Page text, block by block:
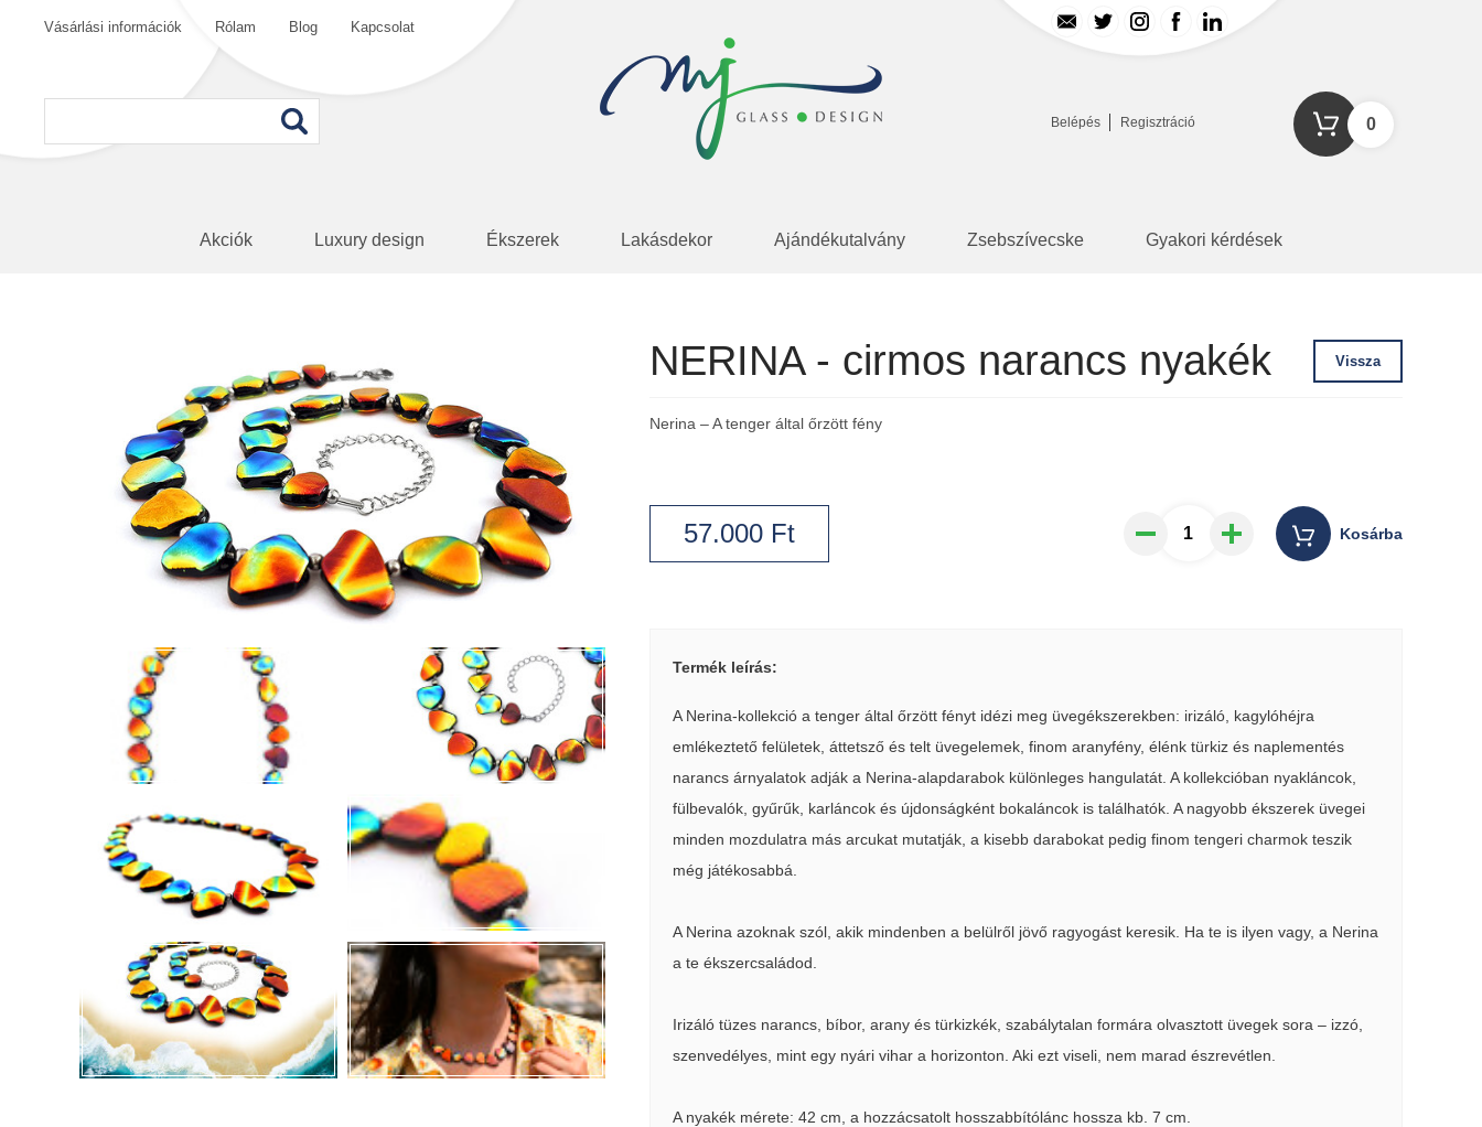
Vásárlási információk Rólam Blog Kapcsolat
Belépés Regisztráció 0
Akciók Luxury design Ékszerek Lakásdekor Ajándékutalvány Zsebszívecske Gyakori kérdések
Vissza
NERINA - cirmos narancs nyakék
Nerina – A tenger által őrzött fény
57.000Ft Kosárba
Termék leírás:
A Nerina-kollekció a tenger által őrzött fényt idézi meg üvegékszerekben: irizáló, kagylóhéjra
emlékeztető felületek, áttetsző és telt üvegelemek, finom aranyfény, élénk türkiz és naplementés
narancs árnyalatok adják a Nerina-alapdarabok különleges hangulatát. A kollekcióban nyakláncok,
fülbevalók, gyűrűk, karláncok és újdonságként bokaláncok is találhatók. A nagyobb ékszerek üvegei
minden mozdulatra más arcukat mutatják, a kisebb darabokat pedig finom tengeri charmok teszik
még játékosabbá.
A Nerina azoknak szól, akik mindenben a belülről jövő ragyogást keresik. Ha te is ilyen vagy, a Nerina
a te ékszercsaládod.
Irizáló tüzes narancs, bíbor, arany és türkizkék, szabálytalan formára olvasztott üvegek sora – izzó,
szenvedélyes, mint egy nyári vihar a horizonton. Aki ezt viseli, nem marad észrevétlen.
A nyakék mérete: 42 cm, a hozzácsatolt hosszabbítólánc hossza kb. 7 cm.